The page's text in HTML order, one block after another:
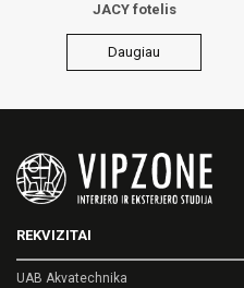
JACY fotelis
Daugiau
REKVIZITAI
UAB Akvatechnika